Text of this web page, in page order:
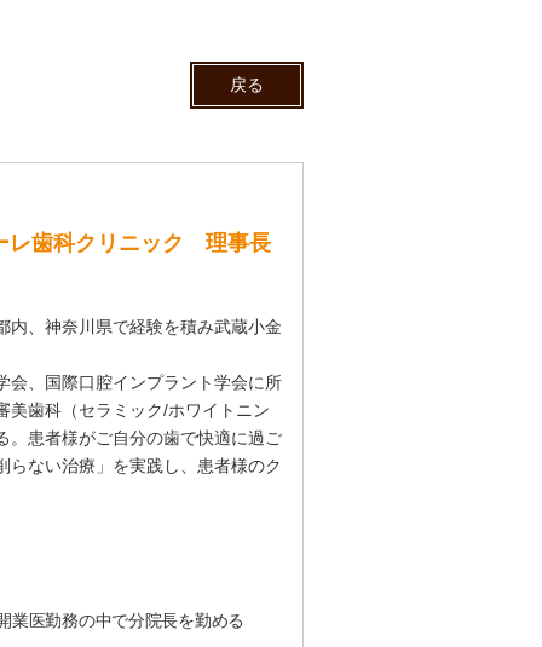
戻る
レ歯科クリニック 理事長
内、神奈川県で経験を積み武蔵小金
会、国際口腔インプラント学会に所
美歯科（セラミック/ホワイトニン
。患者様がご自分の歯で快適に過ご
らない治療」を実践し、患者様のク
業医勤務の中で分院長を勤める